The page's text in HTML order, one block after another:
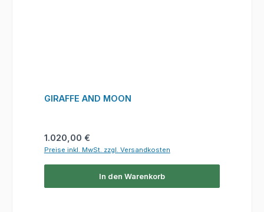
GIRAFFE AND MOON
Regulärer Preis:
1.020,00 €
Preise inkl. MwSt. zzgl. Versandkosten
In den Warenkorb